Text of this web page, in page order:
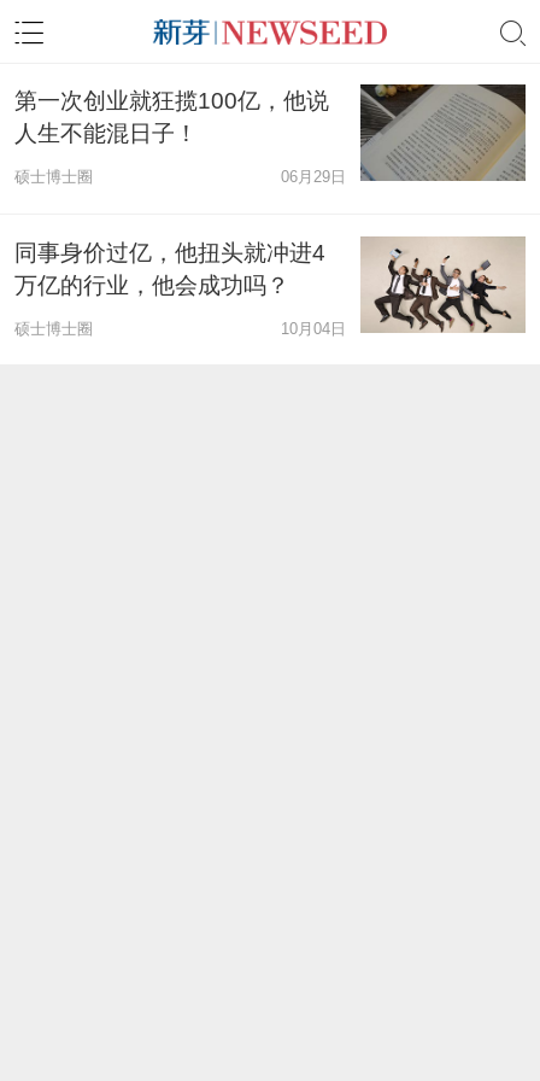
第一次创业就狂揽100亿，他说
人生不能混日子！
硕士博士圈 06月29日
同事身价过亿，他扭头就冲进4
万亿的行业，他会成功吗？
硕士博士圈 10月04日